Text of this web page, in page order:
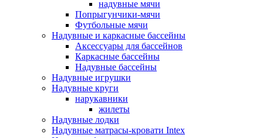
надувные мячи
Попрыгунчики-мячи
Футбольные мячи
Надувные и каркасные бассейны
Аксессуары для бассейнов
Каркасные бассейны
Надувные бассейны
Надувные игрушки
Надувные круги
нарукавники
жилеты
Надувные лодки
Надувные матрасы-кровати Intex